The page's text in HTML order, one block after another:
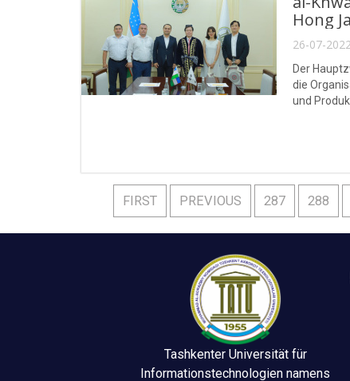
Hong
26-07-
Der
die
und
FIRST PREVIOUS 287 288
Tashkenter Universität für
Informationstechnologien namens